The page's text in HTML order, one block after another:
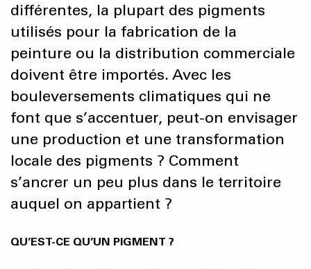
différentes, la plupart des pigments
utilisés pour la fabrication de la
peinture ou la distribution commerciale
doivent être importés. Avec les
bouleversements climatiques qui ne
font que s’accentuer, peut-on envisager
une production et une transformation
locale des pigments ? Comment
s’ancrer un peu plus dans le territoire
auquel on appartient ?
QU’EST-CE QU’UN PIGMENT ?